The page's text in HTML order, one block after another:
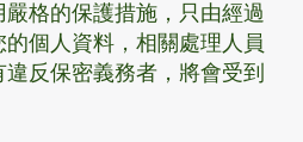
格的保護措施，只由經過
個人資料，相關處理人員
反保密義務者，將會受到